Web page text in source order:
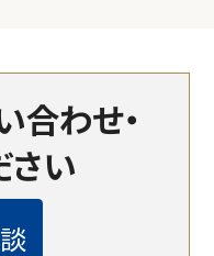
合わせ・
さい